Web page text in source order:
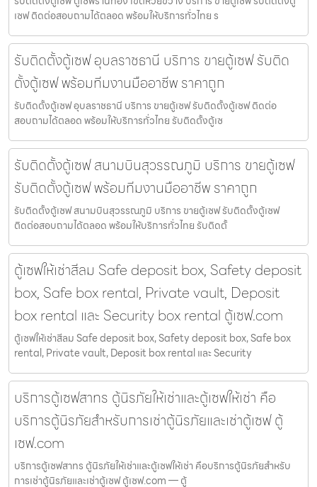
เซฟ ติดต่อสอบถามได้ตลอด พร้อมให้บริการทั่วไทย ร
รับติดตั้งตู้เซฟ อุบลราชธานี บริการ ขายตู้เซฟ รับติด
ตั้งตู้เซฟ พร้อมทีมงานมืออาชีพ ราคาถูก
รับติดตั้งตู้เซฟ อุบลราชธานี บริการ ขายตู้เซฟ รับติดตั้งตู้เซฟ ติดต่อ
สอบถามได้ตลอด พร้อมให้บริการทั่วไทย รับติดตั้งตู้เซ
รับติดตั้งตู้เซฟ สนามบินสุวรรณภูมิ บริการ ขายตู้เซฟ
รับติดตั้งตู้เซฟ พร้อมทีมงานมืออาชีพ ราคาถูก
รับติดตั้งตู้เซฟ สนามบินสุวรรณภูมิ บริการ ขายตู้เซฟ รับติดตั้งตู้เซฟ
ติดต่อสอบถามได้ตลอด พร้อมให้บริการทั่วไทย รับติดตั้
ตู้เซฟให้เช่าสีลม Safe deposit box, Safety deposit
box, Safe box rental, Private vault, Deposit
box rental และ Security box rental ตู้เซฟ.com
ตู้เซฟให้เช่าสีลม Safe deposit box, Safety deposit box, Safe box
rental, Private vault, Deposit box rental และ Security
บริการตู้เซฟสาทร ตู้นิรภัยให้เช่าและตู้เซฟให้เช่า คือ
บริการตู้นิรภัยสำหรับการเช่าตู้นิรภัยและเช่าตู้เซฟ ตู้
เซฟ.com
บริการตู้เซฟสาทร ตู้นิรภัยให้เช่าและตู้เซฟให้เช่า คือบริการตู้นิรภัยสำหรับ
การเช่าตู้นิรภัยและเช่าตู้เซฟ ตู้เซฟ.com — ตู้